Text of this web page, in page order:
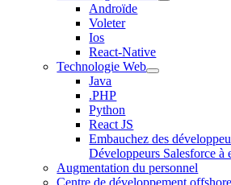
Androïde
Voleter
Ios
React-Native
Technologie Web
Java
.PHP
Python
React JS
Embauchez des
Développeurs Salesforce à
Augmentation du personnel
Centre de développement offshore